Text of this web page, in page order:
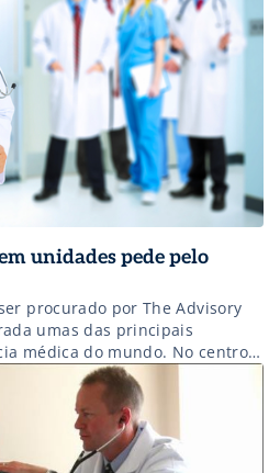
unidades pede pelo
procurado por The Advisory
umas das principais
médica do mundo. No centro
processo investigativo.
coletados em pesquisas são
(mais de 45 países
organizações participantes),